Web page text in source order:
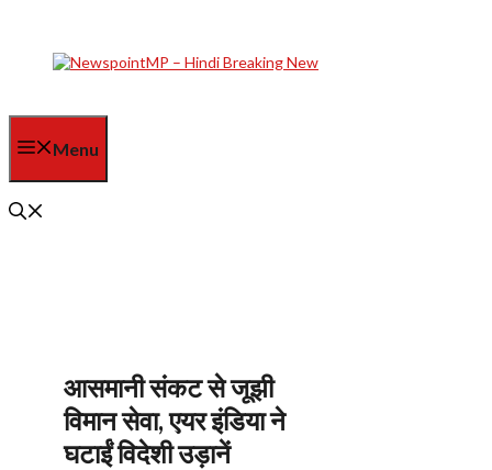
content
Menu
आसमानी संकट से जूझी
विमान सेवा, एयर इंडिया ने
घटाईं विदेशी उड़ानें